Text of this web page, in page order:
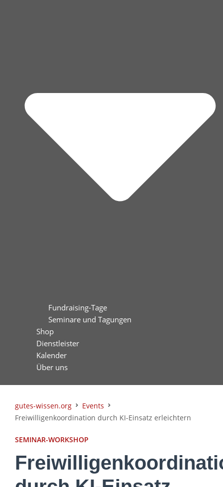
Fundraising-Tage
Seminare und Tagungen
Shop
Dienstleister
Kalender
Über uns
gutes-wissen.org
Events
Freiwilligenkoordination durch KI-Einsatz erleichtern
SEMINAR-WORKSHOP